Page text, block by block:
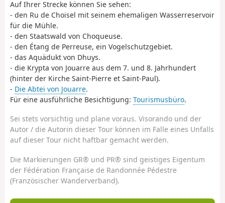
Auf Ihrer Strecke können Sie sehen:
- den Ru de Choisel mit seinem ehemaligen Wasserreservoir
für die Mühle.
- den Staatswald von Choqueuse.
- den Étang de Perreuse, ein Vogelschutzgebiet.
- das Aquädukt von Dhuys.
- die Krypta von Jouarre aus dem 7. und 8. Jahrhundert
(hinter der Kirche Saint-Pierre et Saint-Paul).
- Die Abtei von Jouarre.
Für eine ausführliche Besichtigung: Tourismusbüro.
Sei stets vorsichtig und plane voraus. Visorando und der
Autor / die Autorin dieser Tour können im Falle eines Unfalls
auf dieser Tour nicht haftbar gemacht werden.
Die Markierungen GR® und PR® sind geistiges Eigentum
der Fédération Française de Randonnée Pédestre
(Französischer Wanderverband).